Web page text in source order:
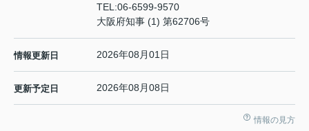
TEL:06-6599-9570
大阪府知事 (1) 第62706号
情報更新日 2026年08月01日
更新予定日 2026年08月08日
情報の見方